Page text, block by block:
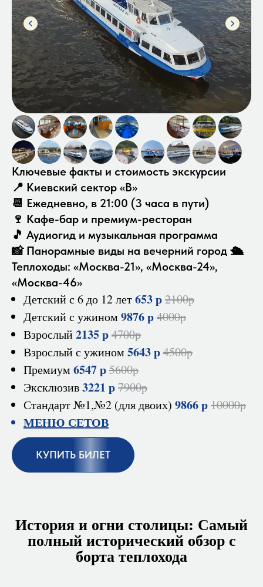
Ключевые факты и стоимость экскурсии
📍 Киевский сектор «B»
📆 Ежедневно, в 21:00 (3 часа в пути)
🍷 Кафе-бар и премиум-ресторан
🎵 Аудиогид и музыкальная программа
📸 Панорамные виды на вечерний город 🛳️
Теплоходы: «Москва-21», «Москва-24»,
«Москва-46»
Детский с 6 до 12 лет653 р2100р
Детский с ужином 9876 р4000р
Взрослый2135 р4700р
Взрослый с ужином 5643 р4500р
Премиум 6547 р5600р
Эксклюзив3221 р7900р
Стандарт №1,№2 (для двоих) 9866 р10000р
МЕНЮ СЕТОВ
КУПИТЬ БИЛЕТ
История и огни столицы: Самый
полный исторический обзор с
борта теплохода